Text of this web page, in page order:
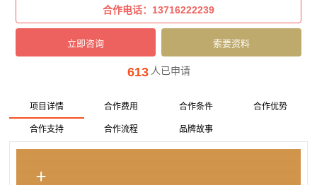
613 人已申请
项目详情 合作费用 合作条件 合作优势
合作支持 合作流程 品牌故事